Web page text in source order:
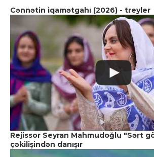
Cənnətin iqamətgahı (2026) - treyler
Rejissor Seyran Mahmudoğlu "Sərt
çəkilişindən danışır